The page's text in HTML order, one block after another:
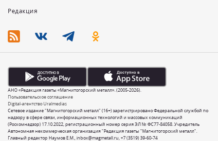
Редакция
Сетевое издание "Магнитогорский металл" (16+) зарегистрировано Федеральной службой по
надзору в сфере связи, информационных технологий и массовых коммуникаций
(Роскомнадзор) 17.10.2022, регистрационный номер серия ЭЛ № ФС77-84058. Учредитель
Автономная некоммерческая организация "Редакция газеты "Магнитогорский металл".
Главный редактор Наумов Е.М.,inbox@magmetall.ru,+7 (3519) 39-60-74
Пользовательское соглашение
Digital-агентство Uralmedias
АНО «Редакция газеты «Магнитогорский металл». (2005-2026).